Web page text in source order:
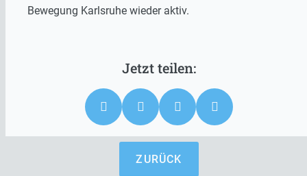
Bewegung Karlsruhe wieder aktiv.
ZURÜCK